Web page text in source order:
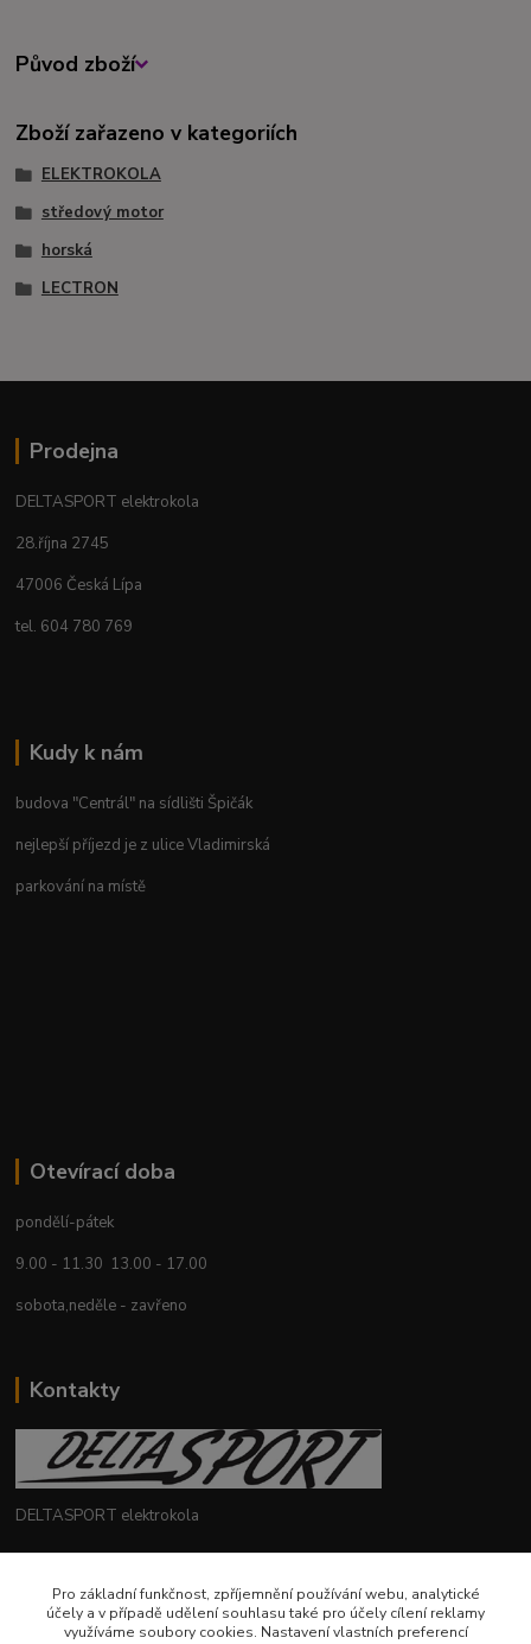
Původ zboží
Zboží zařazeno v kategoriích
ELEKTROKOLA
středový motor
horská
LECTRON
Prodejna
DELTASPORT elektrokola
28.října 2745
47006 Česká Lípa
tel. 604 780 769
Kudy k nám
budova "Centrál" na sídlišti Špičák
nejlepší příjezd je z ulice Vladimirská
parkování na místě
Otevírací doba
pondělí-pátek
9.00 - 11.30 13.00 - 17.00
sobota,neděle - zavřeno
Kontakty
DELTASPORT elektrokola
deltasport@seznam.cz
Pro základní funkčnost, zpříjemnění používání webu, analytické
účely a v případě udělení souhlasu také pro účely cílení reklamy
využíváme soubory cookies. Nastavení vlastních preferencí